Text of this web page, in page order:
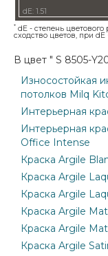
dE: 1.51
* dE - степень
сходство цветов, при
В цвет " S 8505-
Износостойкая
потолков Milq
Интерьерная
Интерьерная
Office Intense
Краска Argile
Краска Argile
Краска Argile
Краска Argile
Краска Argile
Краска Argile